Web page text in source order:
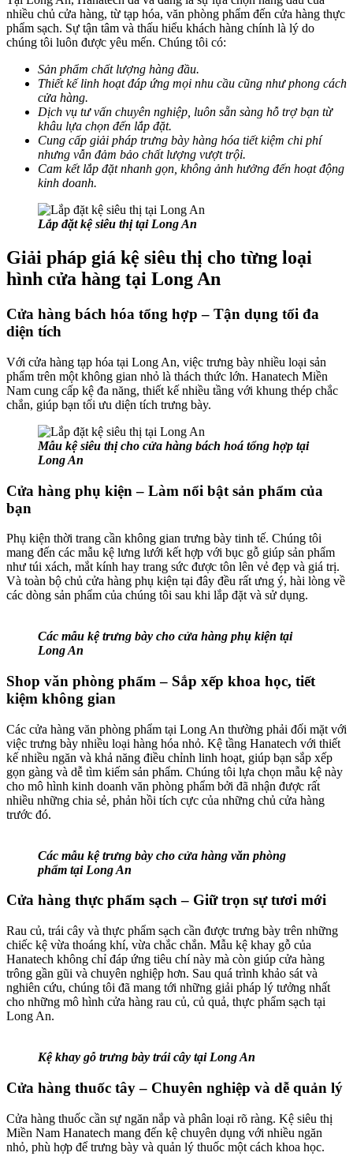
nhiều chủ cửa hàng, từ tạp hóa, văn phòng phẩm đến cửa hàng thực
phẩm sạch. Sự tận tâm và thấu hiểu khách hàng chính là lý do
chúng tôi luôn được yêu mến. Chúng tôi có:
Sản phẩm chất lượng hàng đầu.
Thiết kế linh hoạt đáp ứng mọi nhu cầu cũng như phong cách
cửa hàng.
Dịch vụ tư vấn chuyên nghiệp, luôn sẵn sàng hỗ trợ bạn từ
khâu lựa chọn đến lắp đặt.
Cung cấp giải pháp trưng bày hàng hóa tiết kiệm chi phí
nhưng vẫn đảm bảo chất lượng vượt trội.
Cam kết lắp đặt nhanh gọn, không ảnh hưởng đến hoạt động
kinh doanh.
Lắp đặt kệ siêu thị tại Long An
Giải pháp giá kệ siêu thị cho từng loại
hình cửa hàng tại Long An
Cửa hàng bách hóa tổng hợp – Tận dụng tối đa
diện tích
Với cửa hàng tạp hóa tại Long An, việc trưng bày nhiều loại sản
phẩm trên một không gian nhỏ là thách thức lớn. Hanatech Miền
Nam cung cấp kệ đa năng, thiết kế nhiều tầng với khung thép chắc
chắn, giúp bạn tối ưu diện tích trưng bày.
Mẫu kệ siêu thị cho cửa hàng bách hoá tổng hợp tại
Long An
Cửa hàng phụ kiện – Làm nổi bật sản phẩm của
bạn
Phụ kiện thời trang cần không gian trưng bày tinh tế. Chúng tôi
mang đến các mẫu kệ lưng lưới kết hợp với bục gỗ giúp sản phẩm
như túi xách, mắt kính hay trang sức được tôn lên vẻ đẹp và giá trị.
Và toàn bộ chủ cửa hàng phụ kiện tại đây đều rất ưng ý, hài lòng về
các dòng sản phẩm của chúng tôi sau khi lắp đặt và sử dụng.
Các mẫu kệ trưng bày cho cửa hàng phụ kiện tại
Long An
Shop văn phòng phẩm – Sắp xếp khoa học, tiết
kiệm không gian
Các cửa hàng văn phòng phẩm tại Long An thường phải đối mặt với
việc trưng bày nhiều loại hàng hóa nhỏ. Kệ tầng Hanatech với thiết
kế nhiều ngăn và khả năng điều chỉnh linh hoạt, giúp bạn sắp xếp
gọn gàng và dễ tìm kiếm sản phẩm. Chúng tôi lựa chọn mẫu kệ này
cho mô hình kinh doanh văn phòng phẩm bởi đã nhận được rất
nhiều những chia sẻ, phản hồi tích cực của những chủ cửa hàng
trước đó.
Các mẫu kệ trưng bày cho cửa hàng văn phòng
phẩm tại Long An
Cửa hàng thực phẩm sạch – Giữ trọn sự tươi mới
Rau củ, trái cây và thực phẩm sạch cần được trưng bày trên những
chiếc kệ vừa thoáng khí, vừa chắc chắn. Mẫu kệ khay gỗ của
Hanatech không chỉ đáp ứng tiêu chí này mà còn giúp cửa hàng
trông gần gũi và chuyên nghiệp hơn. Sau quá trình khảo sát và
nghiên cứu, chúng tôi đã mang tới những giải pháp lý tưởng nhất
cho những mô hình cửa hàng rau củ, củ quả, thực phẩm sạch tại
Long An.
Kệ khay gỗ trưng bày trái cây tại Long An
Cửa hàng thuốc tây – Chuyên nghiệp và dễ quản lý
Cửa hàng thuốc cần sự ngăn nắp và phân loại rõ ràng. Kệ siêu thị
Miền Nam Hanatech mang đến kệ chuyên dụng với nhiều ngăn
nhỏ, phù hợp để trưng bày và quản lý thuốc một cách khoa học.